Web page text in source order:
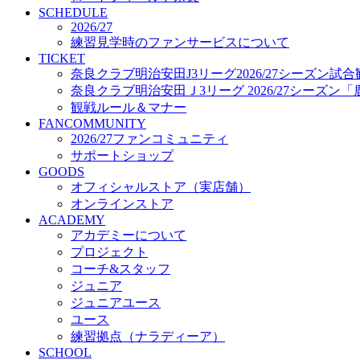
プロジェクト
コーチ&スタッフ
ジュニア
ジュニアユース
ユース
練習拠点（ナラディーア）
SCHOOL
CLUB
2026/27 パートナー企業
パートナー募集
クラブ理念
クラブ情報
サステナビリティ
Web制作支援
応援プロジェクト
SCHEDULE
2026/27
練習見学時のファンサービスについて
TICKET
奈良クラブ明治安田J3リーグ2026/27シーズン試
奈良クラブ明治安田Ｊ3リーグ 2026/27シーズン「
観戦ルール＆マナー
FANCOMMUNITY
2026/27ファンコミュニティ
サポートショップ
GOODS
オフィシャルストア（実店舗）
オンラインストア
ACADEMY
アカデミーについて
プロジェクト
コーチ&スタッフ
ジュニア
ジュニアユース
ユース
練習拠点（ナラディーア）
SCHOOL